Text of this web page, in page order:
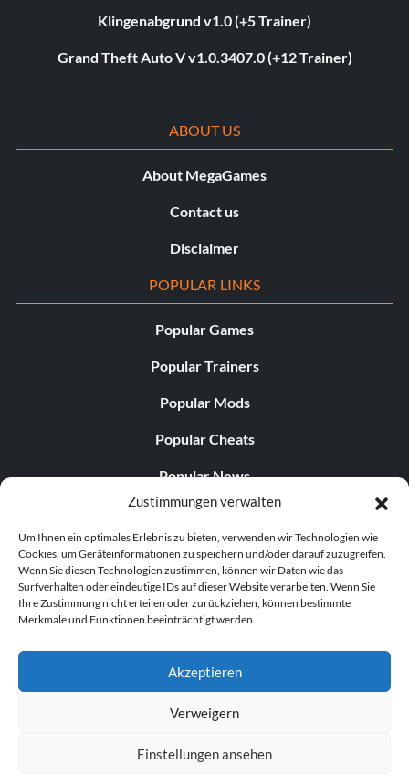
Zustimmungen verwalten
Um Ihnen ein optimales Erlebnis zu bieten, verwenden wir Technologien wie
Cookies, um Geräteinformationen zu speichern und/oder darauf zuzugreifen.
Wenn Sie diesen Technologien zustimmen, können wir Daten wie das
Surfverhalten oder eindeutige IDs auf dieser Website verarbeiten. Wenn Sie
Ihre Zustimmung nicht erteilen oder zurückziehen, können bestimmte
Merkmale und Funktionen beeinträchtigt werden.
Akzeptieren
Verweigern
Einstellungen ansehen
Klingenabgrund v1.0 (+5 Trainer)
Grand Theft Auto V v1.0.3407.0 (+12 Trainer)
ABOUT US
About MegaGames
Contact us
Disclaimer
POPULAR LINKS
Popular Games
Popular Trainers
Popular Mods
Popular Cheats
Popular News
Popular Editorials
Popular Free Games
LATEST UPDATES
© 1998–2026 MegaGames.com All rights reserved